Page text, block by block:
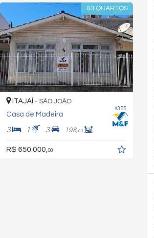
03 QUARTOS
#355
ITAJAÍ - SÃO JOÃO
Casa de Madeira
3 1 3 198,00
R$ 650.000,00